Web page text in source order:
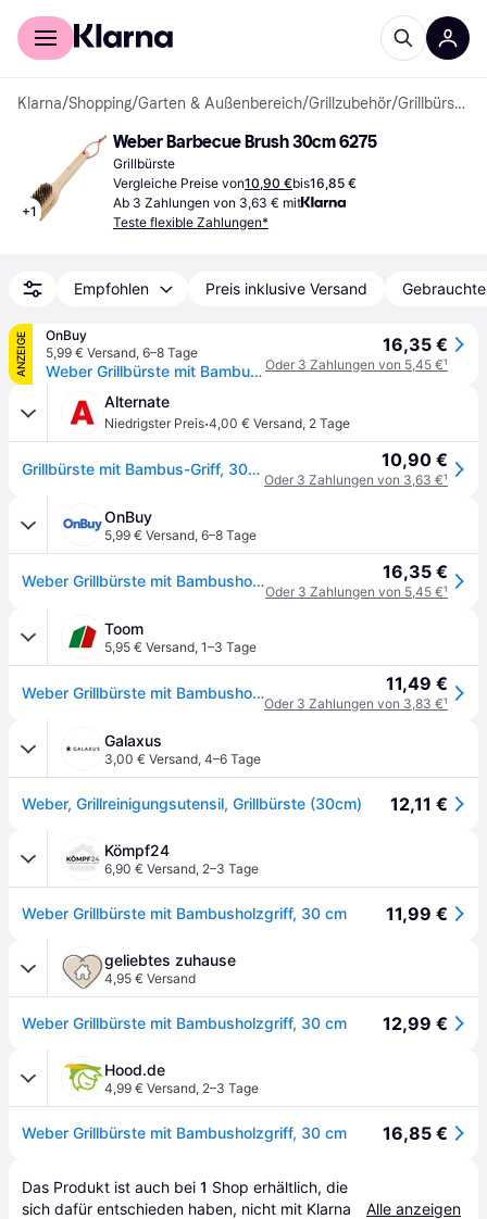
Für Shopper
Klarna/Shopping/Garten & Außenbereich/Grillzubehör/ Grillbürsten
+1
Weber Barbecue Brush 30cm 6275
Grillbürste
Vergleiche Preise von10,90 €bis16,85 €
Ab 3 Zahlungen von 3,63 € mit
Teste flexible Zahlungen*
Empfohlen Preis inklusive Versand
ANZEIGE
OnBuy
5,99 € Versand, 6–8 Tage
Weber Grillbürste mit Bambusholzgriff, 30 cm
16,35 €
Oder 3 Zahlungen von 5,45 €¹
Alternate
Niedrigster Preis·4,00 € Versand, 2 Tage
Grillbürste mit Bambus-Griff, 30cm, Grill-Reinigungsbürste 10,90 €
Oder 3 Zahlungen von 3,63 €¹
OnBuy
5,99 € Versand, 6–8 Tage
Weber Grillbürste mit Bambusholzgriff, 30 cm 16,35 €
Oder 3 Zahlungen von 5,45 €¹
Toom
5,95 € Versand, 1–3 Tage
Weber Grillbürste mit Bambusholzgriff 30 cm 11,49 €
Oder 3 Zahlungen von 3,83 €¹
Galaxus
3,00 € Versand, 4–6 Tage
Weber, Grillreinigungsutensil, Grillbürste (30cm) 12,11 €
Kömpf24
6,90 € Versand, 2–3 Tage
Weber Grillbürste mit Bambusholzgriff, 30 cm 11,99 €
geliebtes zuhause
4,95 € Versand
Weber Grillbürste mit Bambusholzgriff, 30 cm 12,99 €
Hood.de
4,99 € Versand, 2–3 Tage
Weber Grillbürste mit Bambusholzgriff, 30 cm 16,85 €
Das Produkt ist auch bei 1 Shop erhältlich, die
sich dafür entschieden haben, nicht mit Klarna
Alle anzeigen